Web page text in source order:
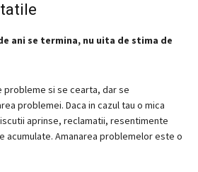
ani se termina, nu uita de stima de
probleme si se cearta, dar se
problemei. Daca in cazul tau o mica
aprinse, reclamatii, resentimente
acumulate. Amanarea problemelor este o